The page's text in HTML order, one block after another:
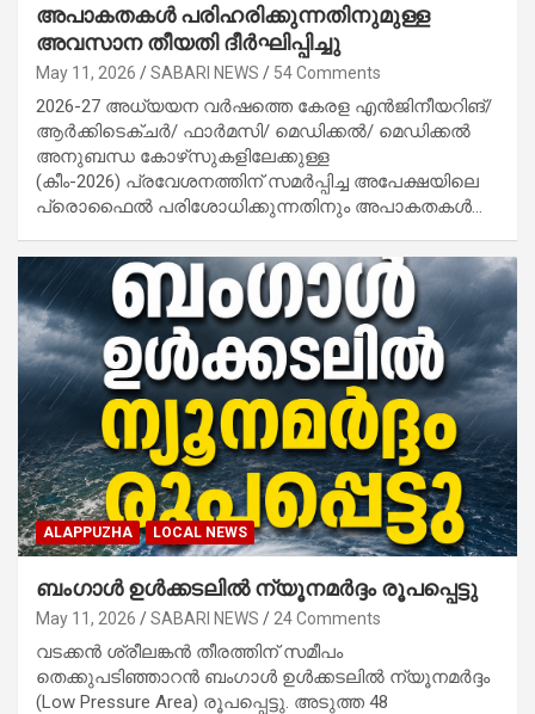
അപാകതകൾ പരിഹരിക്കുന്നതിനുമുള്ള
അവസാന തീയതി ദീർഘിപ്പിച്ചു
May 11, 2026 SABARI NEWS 54 Comments
2026-27 അധ്യയന വർഷത്തെ കേരള എൻജിനീയറിങ്/
ആർക്കിടെക്ചർ/ ഫാർമസി/ മെഡിക്കൽ/ മെഡിക്കൽ
അനുബന്ധ കോഴ്‌സുകളിലേക്കുള്ള
(കീം-2026) പ്രവേശനത്തിന് സമർപ്പിച്ച അപേക്ഷയിലെ
പ്രൊഫൈൽ പരിശോധിക്കുന്നതിനും അപാകതകൾ…
ALAPPUZHA LOCAL NEWS
ബംഗാൾ ഉൾക്കടലിൽ ന്യൂനമർദ്ദം രൂപപ്പെട്ടു
May 11, 2026 SABARI NEWS 24 Comments
വടക്കൻ ശ്രീലങ്കൻ തീരത്തിന് സമീപം
തെക്കുപടിഞ്ഞാറൻ ബംഗാൾ ഉൾക്കടലിൽ ന്യൂനമർദ്ദം
(Low Pressure Area) രൂപപ്പെട്ടു. അടുത്ത 48